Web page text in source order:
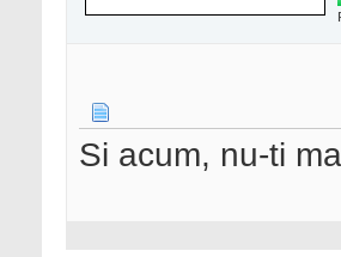
Si acum, nu-ti